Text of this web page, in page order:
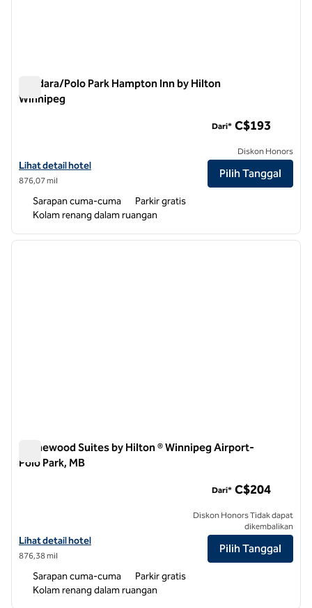
Bandara/Polo Park Hampton Inn by Hilton
Winnipeg
Lihat detail hotel untuk Bandara Hampton Inn by Hilton Winnipeg/
Lihat detail hotel
876,07 mil
Dari* C$193
Diskon Honors
Pilih Tanggal
Sarapan cuma-cuma
Parkir gratis
Kolam renang dalam ruangan
1 dari 12
Homewood Suites by Hilton ® Winnipeg Airport-
Polo Park, MB
Lihat detail hotel untuk Homewood Suites by Hilton® Winnipeg
Lihat detail hotel
876,38 mil
Dari* C$204
Diskon Honors Tidak dapat
dikembalikan
Pilih Tanggal
Sarapan cuma-cuma
Parkir gratis
Kolam renang dalam ruangan